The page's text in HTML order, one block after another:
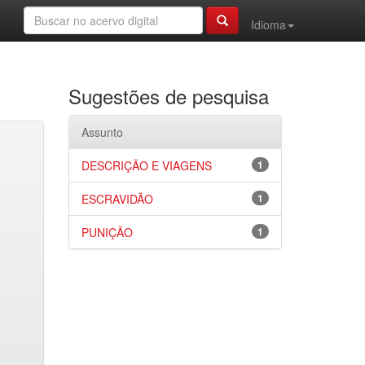
Idioma
Sugestões de pesquisa
Assunto
1
DESCRIÇÃO E VIAGENS
1
ESCRAVIDÃO
1
PUNIÇÃO